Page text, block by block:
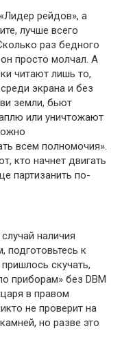
рейдов», а
лучше всего
раз бедного
просто молчал. А
читают лишь то,
экрана и без
земли, бьют
или уничтожают
всем полномочия».
кто начнет двигать
партизанить по-
наличия
к
скучать,
приборам» без DBM
в правом
не проверит на
но разве это